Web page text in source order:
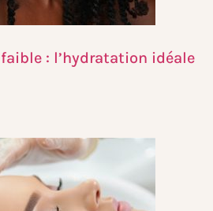
: l’hydratation idéale